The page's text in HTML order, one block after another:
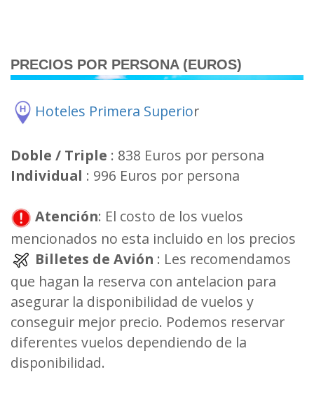
PRECIOS POR PERSONA (EUROS)
Hoteles Primera Superior
Doble / Triple : 838 Euros por persona
Individual : 996 Euros por persona
Atención: El costo de los vuelos
mencionados no esta incluido en los precios
Billetes de Avión : Les recomendamos
que hagan la reserva con antelacion para
asegurar la disponibilidad de vuelos y
conseguir mejor precio. Podemos reservar
diferentes vuelos dependiendo de la
disponibilidad.